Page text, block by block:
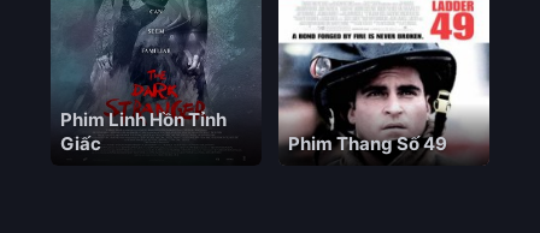
Phim Linh Hồn Tỉnh
Giấc
Phim Thang Số 49